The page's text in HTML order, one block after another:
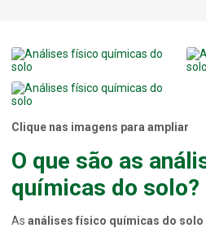
Clique nas imagens para ampliar
O que são as
químicas do solo?
As análises físico químicas do solo